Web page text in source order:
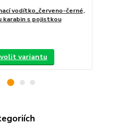
vodítko_červeno-černé,
karabin s pojistkou
variantu